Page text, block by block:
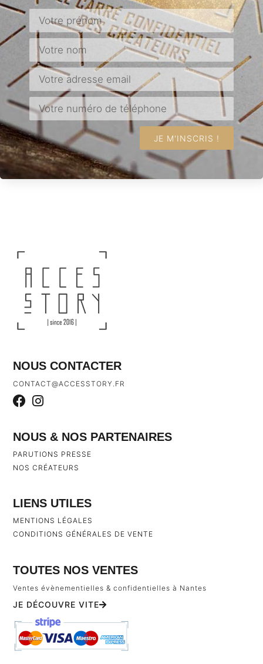
JE M'INSCRIS !
NOUS CONTACTER
CONTACT@ACCESSTORY.FR
NOUS & NOS PARTENAIRES
PARUTIONS PRESSE
NOS CRÉATEURS
LIENS UTILES
MENTIONS LÉGALES
CONDITIONS GÉNÉRALES DE VENTE
TOUTES NOS VENTES
Ventes évènementielles & confidentielles à Nantes
JE DÉCOUVRE VITE